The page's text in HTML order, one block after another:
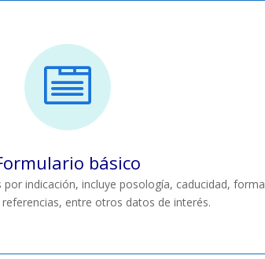

básico
indicación, incluye posología, caducidad, forma
referencias, entre otros datos de interés.